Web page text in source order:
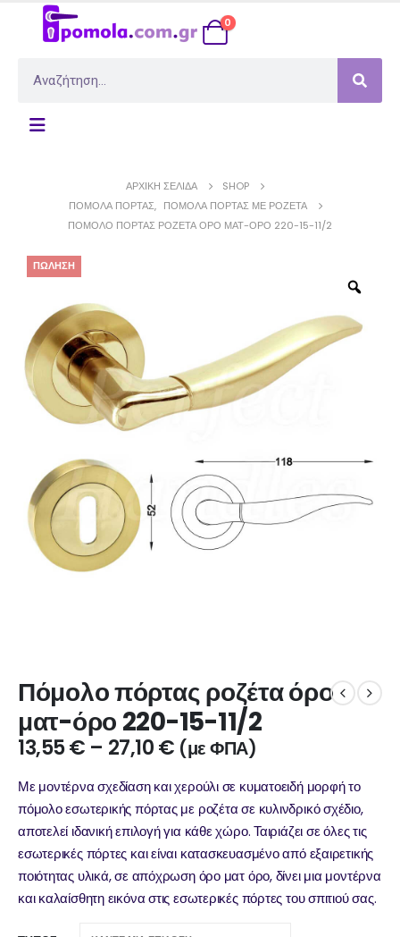
0
ΑΡΧΙΚΉ ΣΕΛΊΔΑ
SHOP
ΠΌΜΟΛΑ ΠΌΡΤΑΣ, ΠΌΜΟΛΑ ΠΌΡΤΑΣ ΜΕ ΡΟΖΈΤΑ
ΠΌΜΟΛΟ ΠΌΡΤΑΣ ΡΟΖΈΤΑ ΌΡΟ ΜΑΤ-ΌΡΟ 220-15-11/2
ΠΏΛΗΣΗ
Πόμολο πόρτας ροζέτα όρο
ματ-όρο 220-15-11/2
13,55€ – 27,10€ (με ΦΠΑ)
Με μοντέρνα σχεδίαση και χερούλι σε κυματοειδή μορφή το
πόμολο εσωτερικής πόρτας με ροζέτα σε κυλινδρικό σχέδιο,
αποτελεί ιδανική επιλογή για κάθε χώρο. Ταιριάζει σε όλες τις
εσωτερικές πόρτες και είναι κατασκευασμένο από εξαιρετικής
ποιότητας υλικά, σε απόχρωση όρο ματ όρο, δίνει μια μοντέρνα
και καλαίσθητη εικόνα στις εσωτερικές πόρτες του σπιτιού σας.